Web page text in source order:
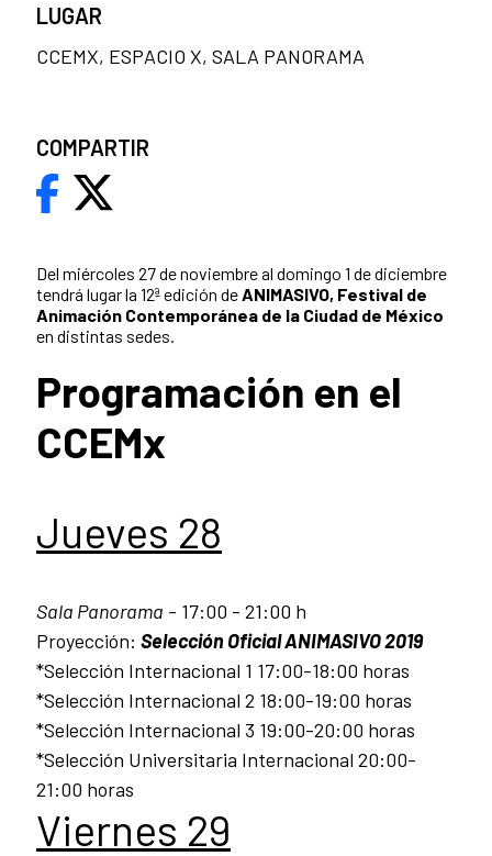
Del miércoles 27 de noviembre al domingo 1 de diciembre
tendrá lugar la 12ª edición deANIMASIVO, Festival de
Animación Contemporánea de la Ciudad de México
en distintas sedes.
Programación en el
CCEMx
Jueves 28
Sala Panorama - 17:00 - 21:00 h
Proyección: Selección Oficial ANIMASIVO 2019
*Selección Internacional 1 17:00-18:00 horas
*Selección Internacional 2 18:00-19:00 horas
*Selección Internacional 3 19:00-20:00 horas
*Selección Universitaria Internacional 20:00-
21:00 horas
Viernes 29
LUGAR
CCEMX, ESPACIO X, SALA PANORAMA
COMPARTIR